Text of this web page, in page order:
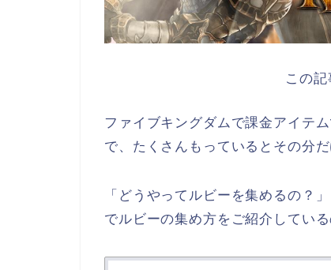
この
ファイブキングダムで課金アイテ
で、たくさんもっているとその分
「どうやってルビーを集めるの？
でルビーの集め方をご紹介してい